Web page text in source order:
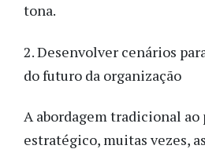
tona.
2. Desenvolver cenários
do futuro da organização
A abordagem tradicional
estratégico, muitas vezes,